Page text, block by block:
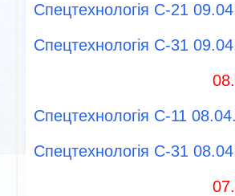
Спецтехнологія С-21
Спецтехнологія С-31
Спецтехнологія С-11
Спецтехнологія С-31